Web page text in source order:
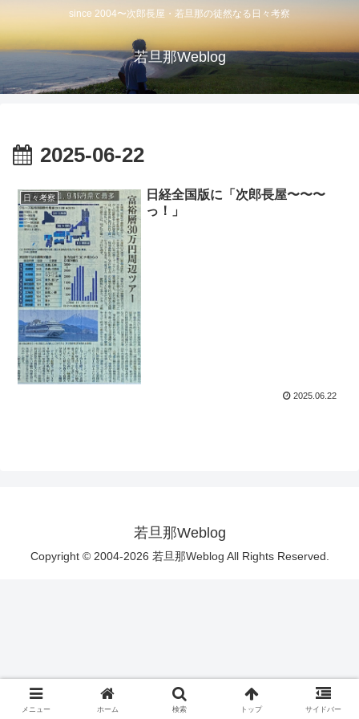
since 2004〜次郎長屋・若旦那の徒然なる日々考察
若旦那Weblog
2025-06-22
日々考察
日経全国版に「次郎長屋〜〜〜
っ！」
2025.06.22
若旦那Weblog
Copyright © 2004-2026 若旦那Weblog All Rights Reserved.
メニュー ホーム 検索 トップ サイドバー